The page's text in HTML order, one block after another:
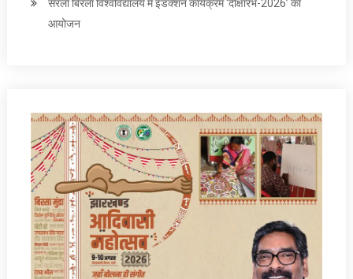
सरला बिरला विश्वविद्यालय में इंडक्शन कार्यक्रम ‘दीक्षारंभ-2026’ का
आयोजन